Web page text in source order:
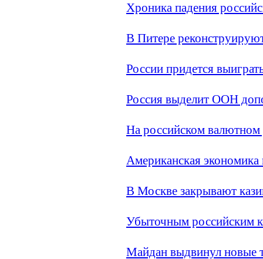
Хроника падения
В Питере
России придется
Россия выделит ООН
На российском валютном
Американская экономика
В Москве закрывают
Убыточным российским
Майдан выдвинул новые